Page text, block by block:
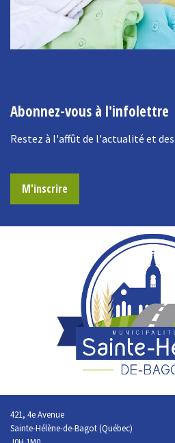
Abonnez-vous à l'infolettre
Restez à l'affût de l'actualité et
M'inscrire
421, 4e Avenue
Sainte-Hélène-de-Bagot (Québec)